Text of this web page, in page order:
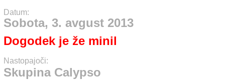
Datum:
Sobota, 3. avgust 2013
Dogodek je že minil
Nastopajoči:
Skupina Calypso